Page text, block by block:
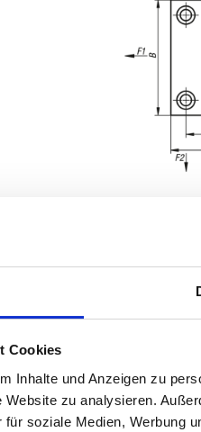
Cookies
Inhalte und Anzeigen zu
Website zu analysieren.
soziale Medien, Werbung
B